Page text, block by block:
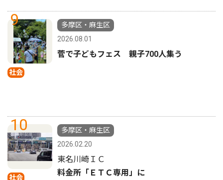
9
社会
多摩区・麻生区
2026.08.01
菅で子どもフェス 親子700人集う
10
社会
多摩区・麻生区
2026.02.20
東名川崎ＩＣ
料金所「ＥＴＣ専用」に